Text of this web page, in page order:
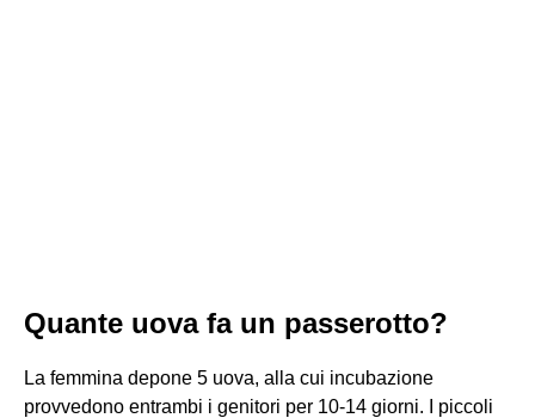
Quante uova fa un passerotto?
La femmina depone 5 uova, alla cui incubazione
provvedono entrambi i genitori per 10-14 giorni. I piccoli